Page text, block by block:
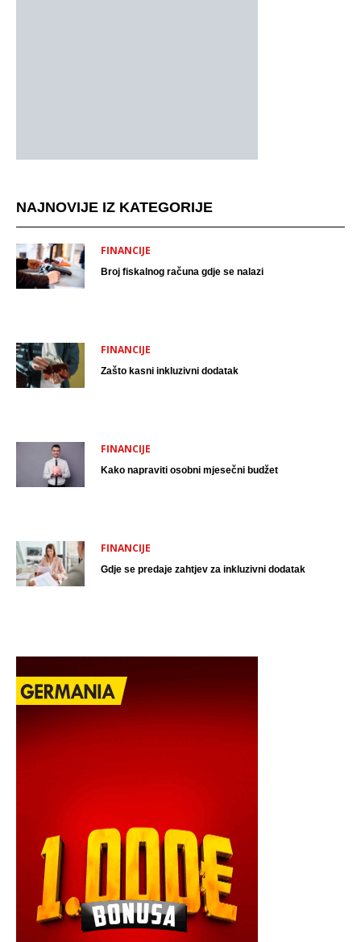
NAJNOVIJE IZ KATEGORIJE
FINANCIJE
Broj fiskalnog računa gdje se nalazi
FINANCIJE
Zašto kasni inkluzivni dodatak
FINANCIJE
Kako napraviti osobni mjesečni budžet
FINANCIJE
Gdje se predaje zahtjev za inkluzivni dodatak